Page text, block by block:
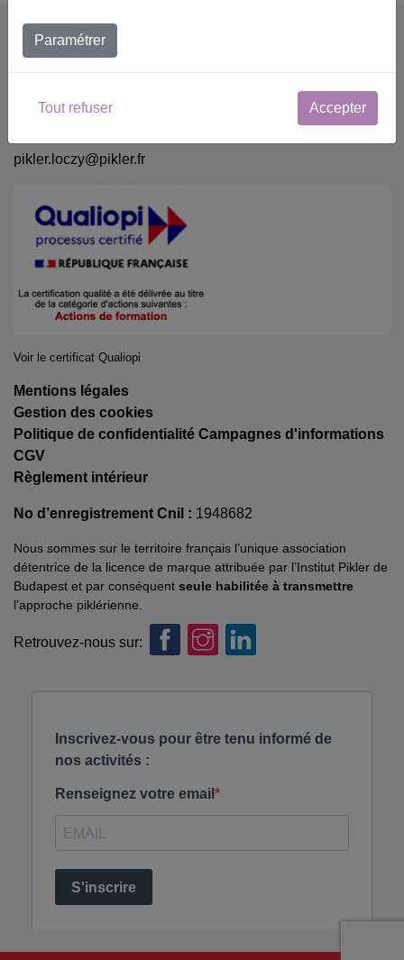
Coordonnées
26 bd Brune, 75014 Paris
pikler.loczy@pikler.fr
Voir le certificat Qualiopi
Mentions légales
Gestion des cookies
Politique de confidentialité Campagnes d'informations
CGV
Règlement intérieur
No d’enregistrement Cnil : 1948682
Nous sommes sur le territoire français l’unique association
détentrice de la licence de marque attribuée par l’Institut Pikler de
Budapest et par conséquent seule habilitée à transmettre
l’approche piklérienne.
Retrouvez-nous sur:
Paramétrer
Tout refuser Accepter